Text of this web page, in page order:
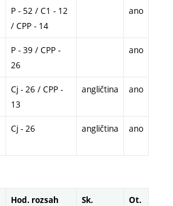
P - 52 / C1 - 12
/ CPP - 14
ano
P - 39 / CPP -
26
ano
Cj - 26 / CPP -
13
angličtina ano
Cj - 26 angličtina ano
Hod. rozsah Sk. Ot.